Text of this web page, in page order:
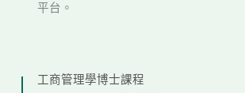
平台。
工商管理學博士課程